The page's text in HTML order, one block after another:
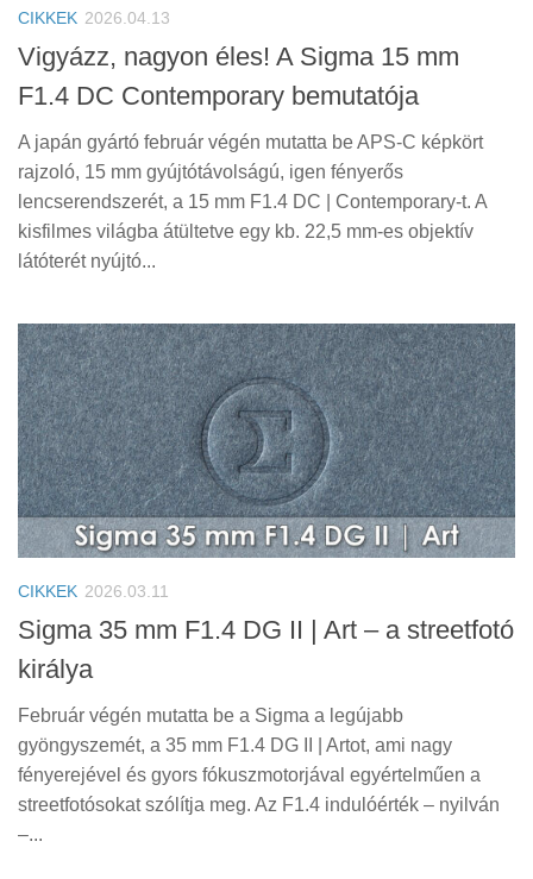
E-BB
CIKKEK 2026.04.13
Vigyázz, nagyon éles! A Sigma 15 mm
F1.4 DC Contemporary bemutatója
A japán gyártó február végén mutatta be APS-C képkört
rajzoló, 15 mm gyújtótávolságú, igen fényerős
lencserendszerét, a 15 mm F1.4 DC | Contemporary-t. A
kisfilmes világba átültetve egy kb. 22,5 mm-es objektív
látóterét nyújtó...
CIKKEK 2026.03.11
Sigma 35 mm F1.4 DG II | Art – a streetfotó
királya
Február végén mutatta be a Sigma a legújabb
gyöngyszemét, a 35 mm F1.4 DG II | Artot, ami nagy
fényerejével és gyors fókuszmotorjával egyértelműen a
streetfotósokat szólítja meg. Az F1.4 indulóérték – nyilván
–...